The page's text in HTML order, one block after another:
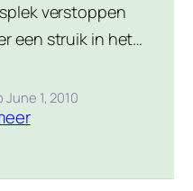
verstoppen
een struik in het
in een
gang op uitkomt.
June 1, 2010